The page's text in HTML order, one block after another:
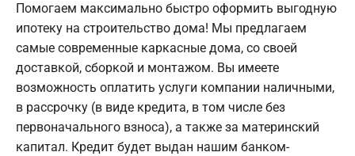
Помогаем максимально быстро оформить выгодную
ипотеку на строительство дома! Мы предлагаем
самые современные каркасные дома, со своей
доставкой, сборкой и монтажом. Вы имеете
возможность оплатить услуги компании наличными,
в рассрочку (в виде кредита, в том числе без
первоначального взноса), а также за материнский
капитал. Кредит будет выдан нашим банком-